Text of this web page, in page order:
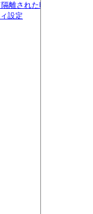
離された時の対策
設定